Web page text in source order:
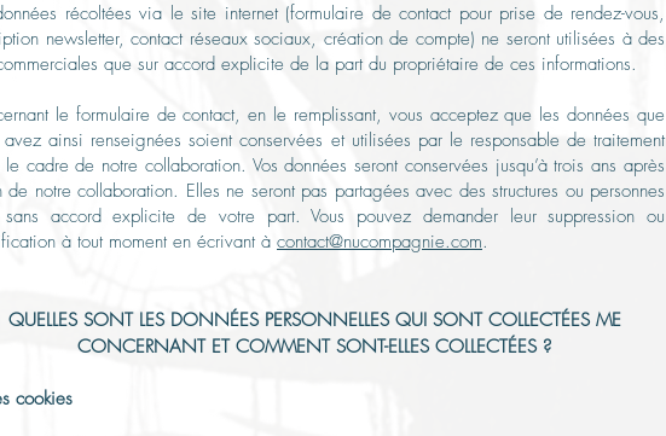
récoltées via le site internet (formulaire de contact pour prise de rendez-vous,
newsletter, contact réseaux sociaux, création de compte) ne seront utilisées à des
que sur accord explicite de la part du propriétaire de ces informations.
le formulaire de contact, en le remplissant, vous acceptez que les données que
avez ainsi renseignées soient conservées et utilisées par le responsable de traitement
le cadre de notre collaboration. Vos données seront conservées jusqu’à trois ans après
de notre collaboration. Elles ne seront pas partagées avec des structures ou personnes
accord explicite de votre part. Vous pouvez demander leur suppression ou
à tout moment en écrivant à contact@nucompagnie.com.
QUELLES SONT LES DONNÉES PERSONNELLES QUI SONT COLLECTÉES ME
CONCERNANT ET COMMENT SONT-ELLES COLLECTÉES ?
cookies